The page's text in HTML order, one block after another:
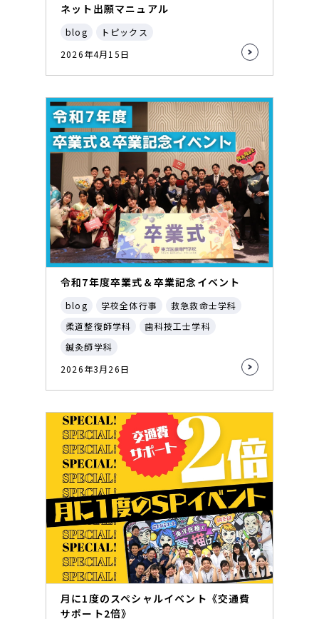
ネット出願マニュアル
blog
トピックス
2026年4月15日
令和7年度卒業式＆卒業記念イベント
blog 学校全体行事
救急救命士学科
柔道整復師学科
歯科技工士学科
鍼灸師学科
2026年3月26日
月に1度のスペシャルイベント《交通費
サポート2倍》